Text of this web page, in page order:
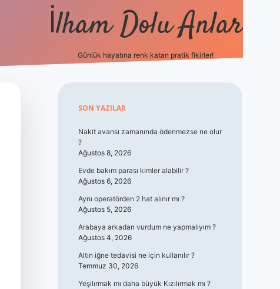
İlham Dolu Anlar
Günlük hayatına renk katan pratik fikirler!
Sidebar
SON YAZILAR
Nakit avansı zamanında ödenmezse ne olur
?
Ağustos 8, 2026
Evde bakım parası kimler alabilir ?
Ağustos 6, 2026
Aynı operatörden 2 hat alınır mı ?
Ağustos 5, 2026
Arabaya arkadan vurdum ne yapmalıyım ?
Ağustos 4, 2026
Altın iğne tedavisi ne için kullanılır ?
Temmuz 30, 2026
Yeşilırmak mı daha büyük Kızılırmak mı ?